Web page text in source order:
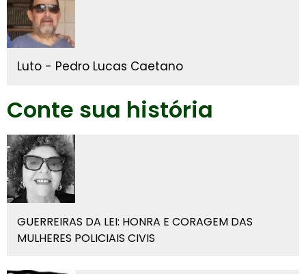
Luto - Pedro Lucas Caetano
Conte sua história
GUERREIRAS DA LEI: HONRA E CORAGEM DAS
MULHERES POLICIAIS CIVIS